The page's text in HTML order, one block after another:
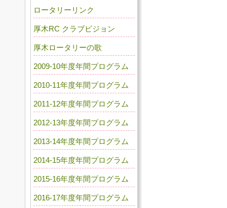
ロータリーリンク
厚木RC クラブビジョン
厚木ロータリーの歌
2009-10年度年間プログラム
2010-11年度年間プログラム
2011-12年度年間プログラム
2012-13年度年間プログラム
2013-14年度年間プログラム
2014-15年度年間プログラム
2015-16年度年間プログラム
2016-17年度年間プログラム